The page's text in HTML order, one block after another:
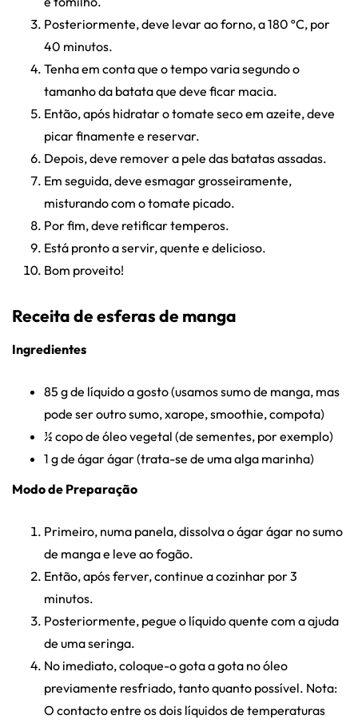
Posteriormente, deve levar ao forno, a 180 ºC, por
40 minutos.
Tenha em conta que o tempo varia segundo o
tamanho da batata que deve ficar macia.
Então, após hidratar o tomate seco em azeite, deve
picar finamente e reservar.
Depois, deve remover a pele das batatas assadas.
Em seguida, deve esmagar grosseiramente,
misturando com o tomate picado.
Por fim, deve retificar temperos.
Está pronto a servir, quente e delicioso.
Bom proveito!
Receita de esferas de manga
Ingredientes
85 g de líquido a gosto (usamos sumo de manga, mas
pode ser outro sumo, xarope, smoothie, compota)
½ copo de óleo vegetal (de sementes, por exemplo)
1 g de ágar ágar (trata-se de uma alga marinha)
Modo de Preparação
Primeiro, numa panela, dissolva o ágar ágar no sumo
de manga e leve ao fogão.
Então, após ferver, continue a cozinhar por 3
minutos.
Posteriormente, pegue o líquido quente com a ajuda
de uma seringa.
No imediato, coloque-o gota a gota no óleo
previamente resfriado, tanto quanto possível. Nota:
O contacto entre os dois líquidos de temperaturas